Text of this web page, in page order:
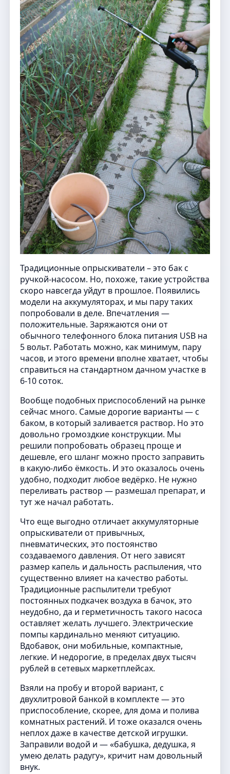
Традиционные опрыскиватели – это бак с
ручкой-насосом. Но, похоже, такие устройства
скоро навсегда уйдут в прошлое. Появились
модели на аккумуляторах, и мы пару таких
попробовали в деле. Впечатления —
положительные. Заряжаются они от
обычного телефонного блока питания USB на
5 вольт. Работать можно, как минимум, пару
часов, и этого времени вполне хватает, чтобы
справиться на стандартном дачном участке в
6-10 соток.
Вообще подобных приспособлений на рынке
сейчас много. Самые дорогие варианты — с
баком, в который заливается раствор. Но это
довольно громоздкие конструкции. Мы
решили попробовать образец проще и
дешевле, его шланг можно просто заправить
в какую-либо ёмкость. И это оказалось очень
удобно, подходит любое ведёрко. Не нужно
переливать раствор — размешал препарат, и
тут же начал работать.
Что еще выгодно отличает аккумуляторные
опрыскиватели от привычных,
пневматических, это постоянство
создаваемого давления. От него зависят
размер капель и дальность распыления, что
существенно влияет на качество работы.
Традиционные распылители требуют
постоянных подкачек воздуха в бачок, это
неудобно, да и герметичность такого насоса
оставляет желать лучшего. Электрические
помпы кардинально меняют ситуацию.
Вдобавок, они мобильные, компактные,
легкие. И недорогие, в пределах двух тысяч
рублей в сетевых маркетплейсах.
Взяли на пробу и второй вариант, с
двухлитровой банкой в комплекте — это
приспособление, скорее, для дома и полива
комнатных растений. И тоже оказался очень
неплох даже в качестве детской игрушки.
Заправили водой и — «бабушка, дедушка, я
умею делать радугу», кричит нам довольный
внук.